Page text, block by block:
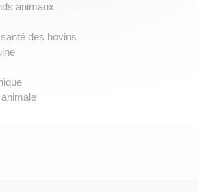
animaux
des bovins